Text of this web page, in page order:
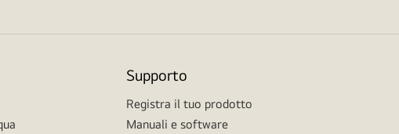
Supporto
Registra il tuo prodotto
Manuali e software